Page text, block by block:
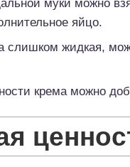
муки можно
яйцо.
слишком жидкая,
крема можно